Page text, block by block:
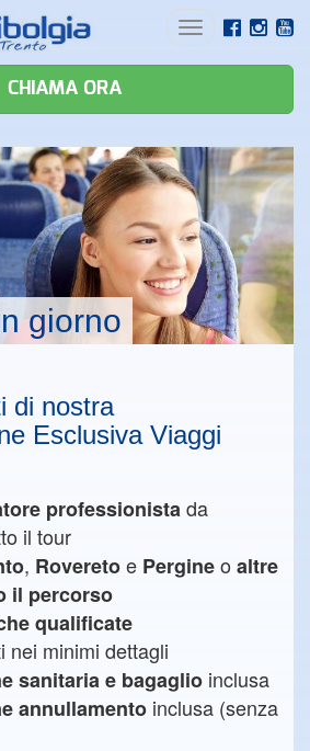
Toggle
CHIAMA ORA
giorno
di nostra
Esclusiva Viaggi
professionistada
il tour
, Roveretoe Pergineo altre
il percorso
qualificate
nei minimi dettagli
sanitariae bagaglio inclusa
annullamento inclusa (senza